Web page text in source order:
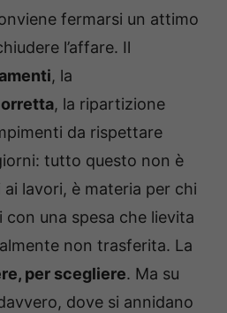
fermarsi un attimo
l’affare. Il
, la
, la ripartizione
da rispettare
tutto questo non è
lavori, è materia per chi
una spesa che lievita
non trasferita. La
per scegliere. Ma su
dove si annidano